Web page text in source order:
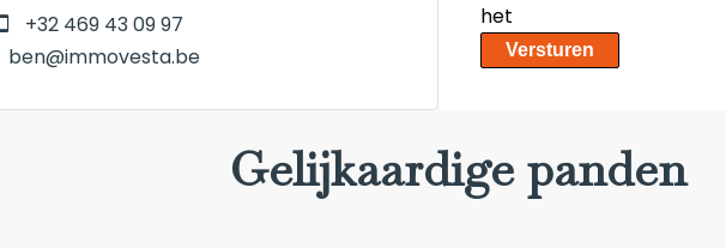
+32 469 43 09 97
ben@immovesta.be
het
Versturen
Gelijkaardige panden